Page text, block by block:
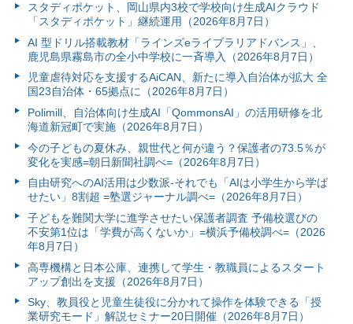
スタディポケット、岡山県内3校で学校向け生成AIクラウド
「スタディポケット」継続運用（2026年8月7日）
AI 型ドリル搭載教材「ラインズeライブラリアドバンス」、
鹿児島県霧島市の全小中学校に一斉導入（2026年8月7日）
児童虐待対応を支援するAiCAN、新たに導入自治体が拡大 全
国23自治体・65拠点に（2026年8月7日）
Polimill、自治体向け生成AI「QommonsAI」の活用研修を北
海道新冠町で実施（2026年8月7日）
今の子どもの夏休み、親世代と何が違う？保護者の73.5％が
変化を実感=朝日新聞社調べ=（2026年8月7日）
自由研究へのAI活用は少数派-それでも「AIは小学生から学ば
せたい」8割超 =塾選ジャーナル調べ=（2026年8月7日）
子どもを難関大学に進学させたい保護者調査 予備校選びの
不安第1位は「学費が高くないか」=横浜予備校調べ=（2026
年8月7日）
高専機構と日本公庫、連携して学生・教職員によるスタート
アップ創出を支援（2026年8月7日）
Sky、教員役と児童生徒役に分かれて操作を体験できる「授
業研究モード」解説セミナー20日開催（2026年8月7日）